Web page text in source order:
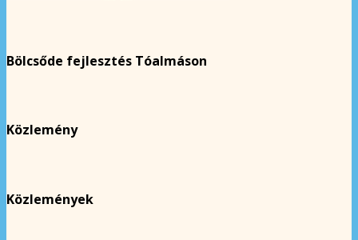
Bölcsőde fejlesztés Tóalmáson
Közlemény
Közlemények